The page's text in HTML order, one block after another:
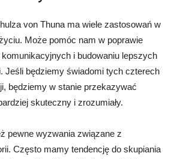
von Thuna ma wiele zastosowań w
Może pomóc nam w poprawie
i budowaniu lepszych
Jeśli będziemy świadomi tych czterech
będziemy w stanie przekazywać
skuteczny i zrozumiały.
pewne wyzwania związane z
Często mamy tendencję do skupiania